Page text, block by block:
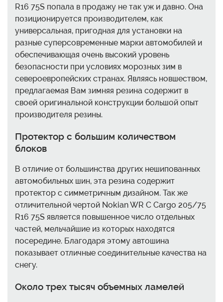
R16 75S попала в продажу не так уж и давно. Она
позиционируется производителем, как
универсальная, пригодная для установки на
разные суперсовременные марки автомобилей и
обеспечивающая очень высокий уровень
безопасности при условиях морозных зим в
североевропейских странах. Являясь новшеством,
предлагаемая Вам зимняя резина содержит в
своей оригинальной конструкции большой опыт
производителя резины.
Протектор с большим количеством
блоков
В отличие от большинства других нешипованных
автомобильных шин, эта резина содержит
протектор с симметричным дизайном. Так же
отличительной чертой Nokian WR C Cargo 205/75
R16 75S является повышенное число отдельных
частей, мельчайшие из которых находятся
посередине. Благодаря этому автошина
показывает отличные соединительные качества на
снегу.
Около трех тысяч объемных ламелей